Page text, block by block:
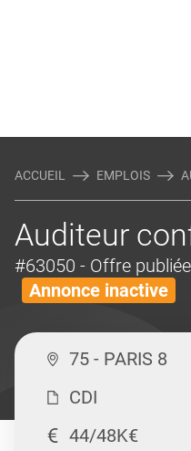
ACCUEIL EMPLOIS
Auditeur
#63050 - Offre
Annonce inactive
75 - PARIS 8
CDI
44/48K€